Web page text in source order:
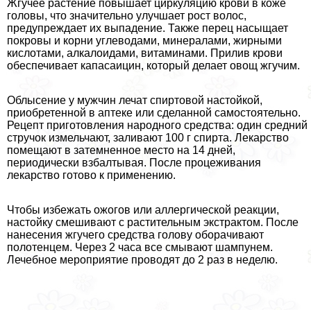
Жгучее растение повышает циркуляцию крови в коже
головы, что значительно улучшает рост волос,
предупреждает их выпадение. Также перец насыщает
покровы и корни углеводами, минералами, жирными
кислотами, алкалоидами, витаминами. Прилив крови
обеспечивает капасаицин, который делает овощ жгучим.
Облысение у мужчин лечат спиртовой настойкой,
приобретенной в аптеке или сделанной самостоятельно.
Рецепт приготовления народного средства: один средний
стручок измельчают, заливают 100 г спирта. Лекарство
помещают в затемненное место на 14 дней,
периодически взбалтывая. После процеживания
лекарство готово к применению.
Чтобы избежать ожогов или аллергической реакции,
настойку смешивают с растительным экстpaктом. После
нанесения жгучего средства голову оборачивают
полотенцем. Через 2 часа все смывают шампунем.
Лечебное мероприятие проводят до 2 раз в неделю.